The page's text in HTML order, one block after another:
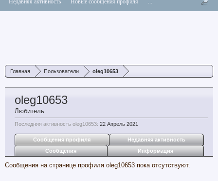
Главная Пользователи oleg10653
oleg10653
Любитель
Последняя активность oleg10653: 22 Апрель 2021
Сообщения профиля
Недавняя активность
Сообщения
Информация
Сообщения на странице профиля oleg10653 пока отсутствуют.
Недавняя активность Новые сообщения профиля ...